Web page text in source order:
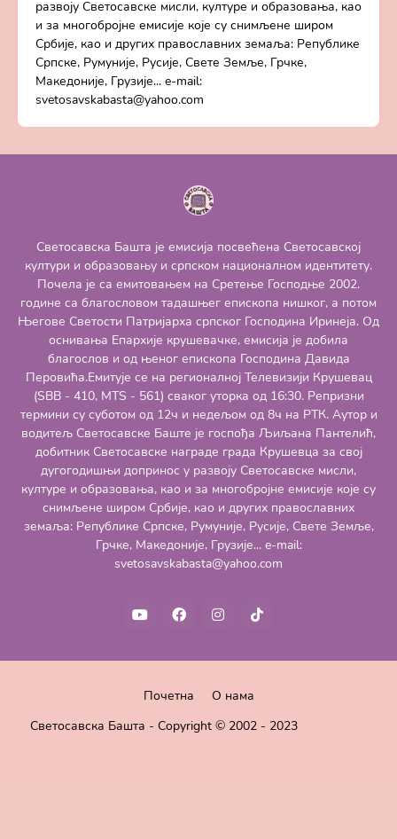
развоју Светосавске мисли, културе и образовања, као
и за многобројне емисије које су снимљене широм
Србије, као и других православних земаља: Републике
Српске, Румуније, Русије, Свете Земље, Грчке,
Македоније, Грузије... e-mail:
svetosavskabasta@yahoo.com
Светосавска Башта је емисија посвећена Светосавској
култури и образовању и српском националном идентитету.
Почела је са емитовањем на Сретење Господње 2002.
године са благословом тадашњег епископа нишког, а потом
Његове Светости Патријарха српског Господина Иринеја. Од
оснивања Епархије крушевачке, емисија је добила
благослов и од њеног епископа Господина Давида
Перовића.Емитује се на регионалној Телевизији Крушевац
(SBB - 410, MTS - 561) сваког уторка од 16:30. Репризни
термини су суботом од 12ч и недељом од 8ч на РТК. Аутор и
водитељ Светосавске Баште је госпођа Љиљана Пантелић,
добитник Светосавске награде града Крушевца за свој
дугогодишњи допринос у развоју Светосавске мисли,
културе и образовања, као и за многобројне емисије које су
снимљене широм Србије, као и других православних
земаља: Републике Српске, Румуније, Русије, Свете Земље,
Грчке, Македоније, Грузије... e-mail:
svetosavskabasta@yahoo.com
Светосавска Башта - Copyright © 2002 - 2023
Почетна О нама